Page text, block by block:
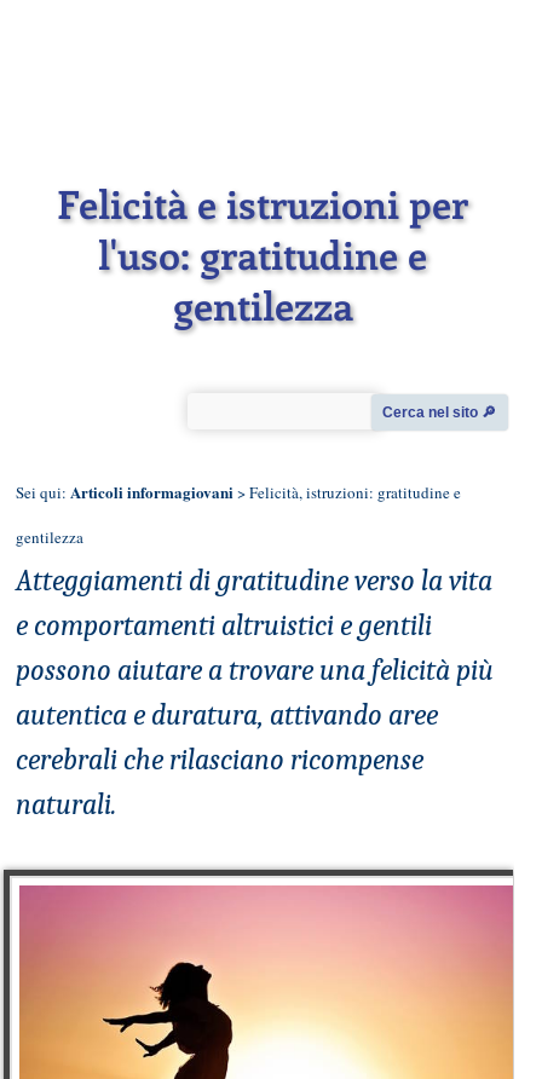
Felicità e istruzioni per
l'uso: gratitudine e
gentilezza
Cerca nel sito 🔎︎
Sei qui: Articoli informagiovani > Felicità, istruzioni: gratitudine e
gentilezza
Atteggiamenti di gratitudine verso la vita
e comportamenti altruistici e gentili
possono aiutare a trovare una felicità più
autentica e duratura, attivando aree
cerebrali che rilasciano ricompense
naturali.